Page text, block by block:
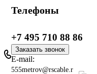
Телефоны
+7 495 710 88 86
Заказать звонок
E-mail:
555metrov@rscable.r